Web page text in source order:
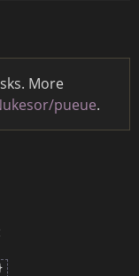
More
pueue.